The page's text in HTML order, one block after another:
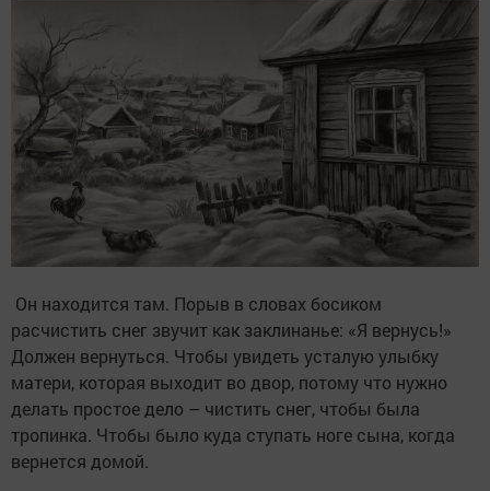
Он находится там. Порыв в словах босиком
расчистить снег звучит как заклинанье: «Я вернусь!»
Должен вернуться. Чтобы увидеть усталую улыбку
матери, которая выходит во двор, потому что нужно
делать простое дело – чистить снег, чтобы была
тропинка. Чтобы было куда ступать ноге сына, когда
вернется домой.